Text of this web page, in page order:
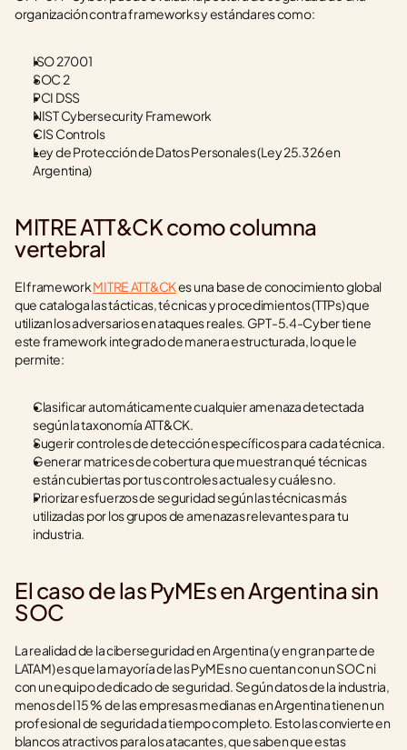
organización contra frameworks y estándares como:
ISO 27001
SOC 2
PCI DSS
NIST Cybersecurity Framework
CIS Controls
Ley de Protección de Datos Personales (Ley 25.326 en
Argentina)
MITRE ATT&CK como columna
vertebral
El framework MITRE ATT&CK es una base de conocimiento global
que cataloga las tácticas, técnicas y procedimientos (TTPs) que
utilizan los adversarios en ataques reales. GPT-5.4-Cyber tiene
este framework integrado de manera estructurada, lo que le
permite:
Clasificar automáticamente cualquier amenaza detectada
según la taxonomía ATT&CK.
Sugerir controles de detección específicos para cada técnica.
Generar matrices de cobertura que muestran qué técnicas
están cubiertas por tus controles actuales y cuáles no.
Priorizar esfuerzos de seguridad según las técnicas más
utilizadas por los grupos de amenazas relevantes para tu
industria.
El caso de las PyMEs en Argentina sin
SOC
La realidad de la ciberseguridad en Argentina (y en gran parte de
LATAM) es que la mayoría de las PyMEs no cuentan con un SOC ni
con un equipo dedicado de seguridad. Según datos de la industria,
menos del 15 % de las empresas medianas en Argentina tienen un
profesional de seguridad a tiempo completo. Esto las convierte en
blancos atractivos para los atacantes, que saben que estas